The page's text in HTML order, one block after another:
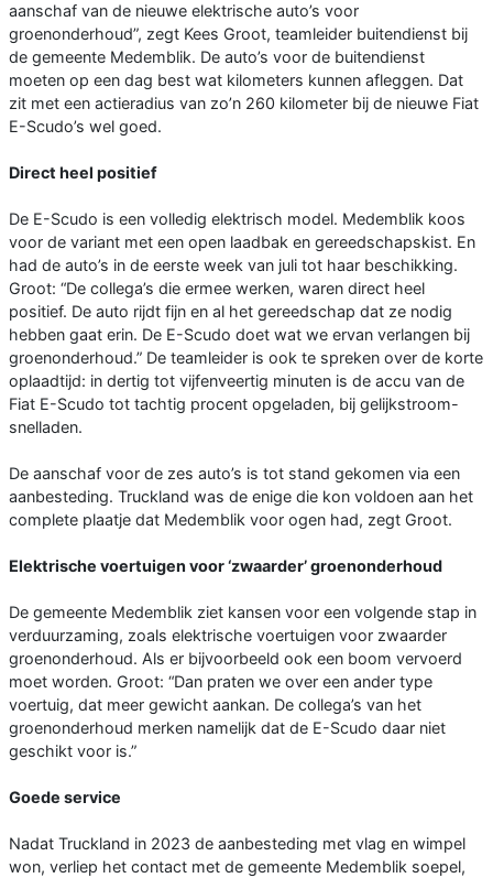
aanschaf van de nieuwe elektrische auto’s voor
groenonderhoud”, zegt Kees Groot, teamleider buitendienst bij
de gemeente Medemblik. De auto’s voor de buitendienst
moeten op een dag best wat kilometers kunnen afleggen. Dat
zit met een actieradius van zo’n 260 kilometer bij de nieuwe Fiat
E-Scudo’s wel goed.
Direct heel positief
De E-Scudo is een volledig elektrisch model. Medemblik koos
voor de variant met een open laadbak en gereedschapskist. En
had de auto’s in de eerste week van juli tot haar beschikking.
Groot: “De collega’s die ermee werken, waren direct heel
positief. De auto rijdt fijn en al het gereedschap dat ze nodig
hebben gaat erin. De E-Scudo doet wat we ervan verlangen bij
groenonderhoud.” De teamleider is ook te spreken over de korte
oplaadtijd: in dertig tot vijfenveertig minuten is de accu van de
Fiat E-Scudo tot tachtig procent opgeladen, bij gelijkstroom-
snelladen.
De aanschaf voor de zes auto’s is tot stand gekomen via een
aanbesteding. Truckland was de enige die kon voldoen aan het
complete plaatje dat Medemblik voor ogen had, zegt Groot.
Elektrische voertuigen voor ‘zwaarder’ groenonderhoud
De gemeente Medemblik ziet kansen voor een volgende stap in
verduurzaming, zoals elektrische voertuigen voor zwaarder
groenonderhoud. Als er bijvoorbeeld ook een boom vervoerd
moet worden. Groot: “Dan praten we over een ander type
voertuig, dat meer gewicht aankan. De collega’s van het
groenonderhoud merken namelijk dat de E-Scudo daar niet
geschikt voor is.”
Goede service
Nadat Truckland in 2023 de aanbesteding met vlag en wimpel
won, verliep het contact met de gemeente Medemblik soepel,